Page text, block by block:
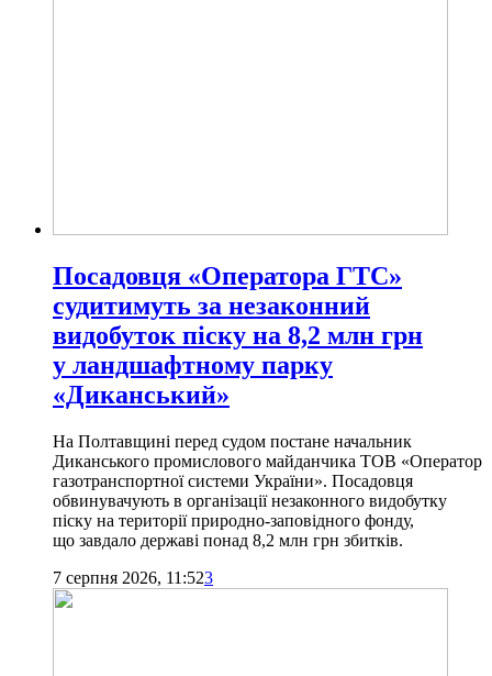
Посадовця «Оператора ГТС»
судитимуть за незаконний
видобуток піску на 8,2 млн грн
у ландшафтному парку
«Диканський»
На Полтавщині перед судом постане начальник
Диканського промислового майданчика ТОВ «Оператор
газотранспортної системи України». Посадовця
обвинувачують в організації незаконного видобутку
піску на території природно-заповідного фонду,
що завдало державі понад 8,2 млн грн збитків.
7 серпня 2026, 11:523